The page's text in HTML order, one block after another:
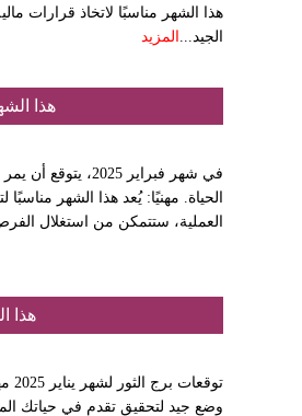
هذا الشهر مناسبًا لاتخاذ قرارات
الجيد... المزيد
هذا
في شهر فبراير
الحياة. مهنيًا: يُعد هذا الشهر
العملية، ستتمكن من استغلال
هذا
وضع جيد لتحقيق تقدم في حياتك